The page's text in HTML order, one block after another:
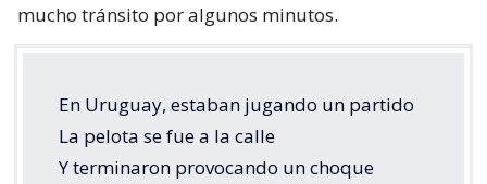
mucho tránsito por algunos minutos.
En Uruguay, estaban jugando un partido
La pelota se fue a la calle
Y terminaron provocando un choque